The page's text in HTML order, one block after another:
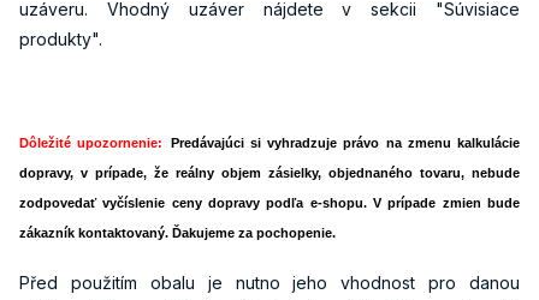
uzáveru. Vhodný uzáver nájdete v sekcii "Súvisiace
produkty".
Dôležité upozornenie: Predávajúci si vyhradzuje právo na zmenu kalkulácie
dopravy, v prípade, že reálny objem zásielky, objednaného tovaru, nebude
zodpovedať vyčíslenie ceny dopravy podľa e-shopu. V prípade zmien bude
zákazník kontaktovaný. Ďakujeme za pochopenie.
Před použitím obalu je nutno jeho vhodnost pro danou